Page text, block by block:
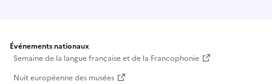
Événements nationaux
Semaine de la langue française et de la Francophonie
Nuit européenne des musées